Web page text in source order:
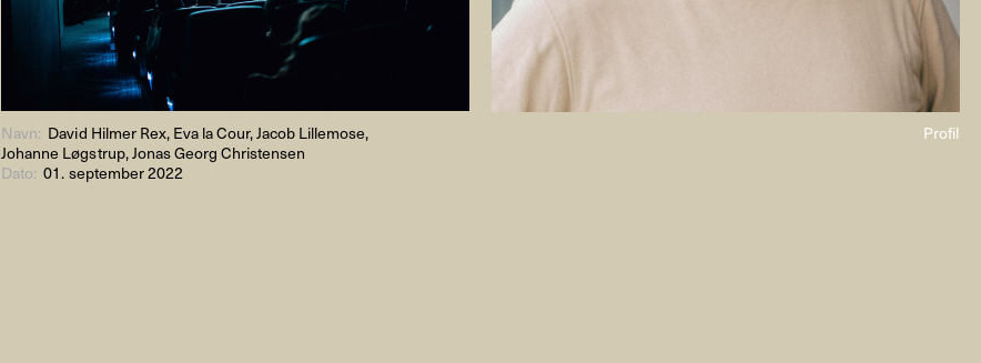
Navn: David Hilmer Rex, Eva la Cour, Jacob Lillemose,
Johanne Løgstrup, Jonas Georg Christensen
Dato:01. september 2022
Profil